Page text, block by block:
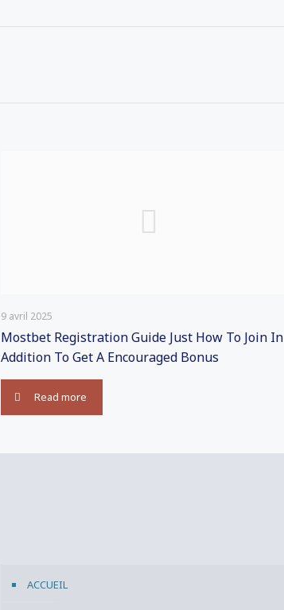
9 avril 2025
Mostbet Registration Guide Just How To Join In
Addition To Get A Encouraged Bonus
Read more
ACCUEIL